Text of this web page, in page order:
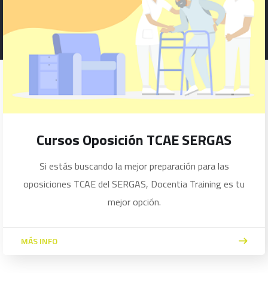
Cursos Oposición TCAE SERGAS
Si estás buscando la mejor preparación para las
oposiciones TCAE del SERGAS, Docentia Training es tu
mejor opción.
MÁS INFO